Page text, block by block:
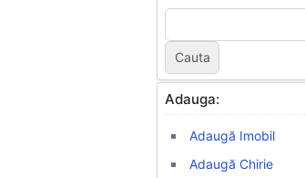
Adauga:
Adaugă Imobil
Adaugă Chirie